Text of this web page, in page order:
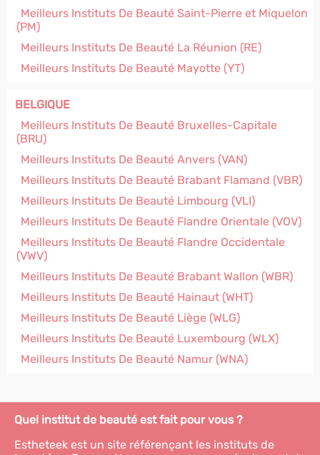
Meilleurs Instituts De Beauté Saint-Pierre et Miquelon
(PM)
Meilleurs Instituts De Beauté La Réunion (RE)
Meilleurs Instituts De Beauté Mayotte (YT)
BELGIQUE
Meilleurs Instituts De Beauté Bruxelles-Capitale
(BRU)
Meilleurs Instituts De Beauté Anvers (VAN)
Meilleurs Instituts De Beauté Brabant Flamand (VBR)
Meilleurs Instituts De Beauté Limbourg (VLI)
Meilleurs Instituts De Beauté Flandre Orientale (VOV)
Meilleurs Instituts De Beauté Flandre Occidentale
(VWV)
Meilleurs Instituts De Beauté Brabant Wallon (WBR)
Meilleurs Instituts De Beauté Hainaut (WHT)
Meilleurs Instituts De Beauté Liège (WLG)
Meilleurs Instituts De Beauté Luxembourg (WLX)
Meilleurs Instituts De Beauté Namur (WNA)
Quel institut de beauté est fait pour vous ?
Estheteek est un site référençant les instituts de